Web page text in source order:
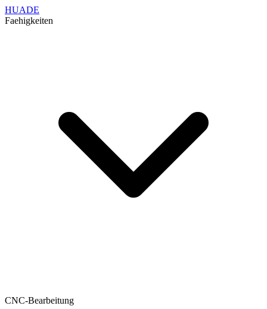
HUADE
Faehigkeiten
CNC-Bearbeitung